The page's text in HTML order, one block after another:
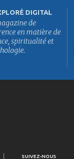
DIGITAL
de
en matière de
spiritualité et
SUIVEZ-NOUS